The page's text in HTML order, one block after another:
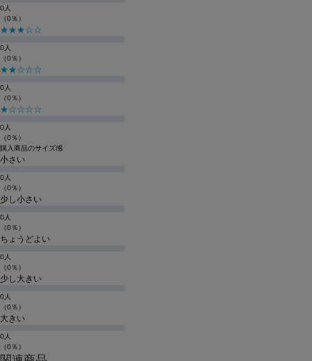
0人
（0％）
★★★☆☆
0人
（0％）
★★☆☆☆
0人
（0％）
★☆☆☆☆
0人
（0％）
購入商品のサイズ感
小さい
0人
（0％）
少し小さい
0人
（0％）
ちょうどよい
0人
（0％）
少し大きい
0人
（0％）
大きい
0人
（0％）